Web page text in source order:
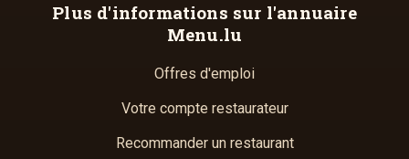
Plus d'informations sur l'annuaire
Menu.lu
Offres d'emploi
Votre compte restaurateur
Recommander un restaurant